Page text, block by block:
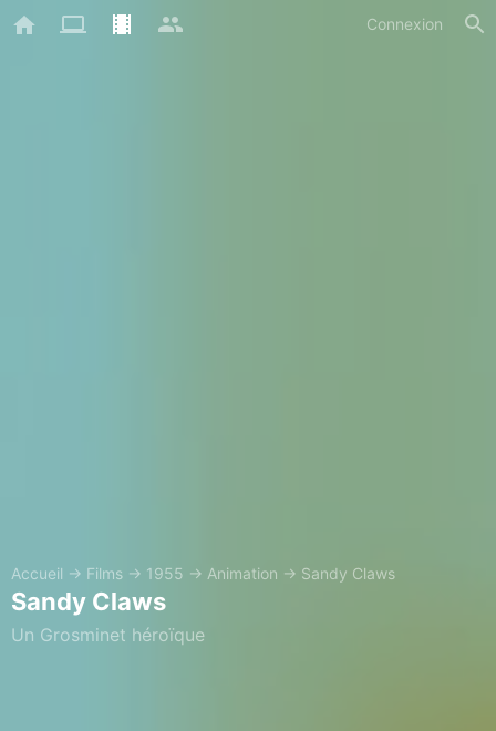
Connexion
Accueil → Films → 1955 → Animation → Sandy Claws
Sandy Claws
Un Grosminet héroïque